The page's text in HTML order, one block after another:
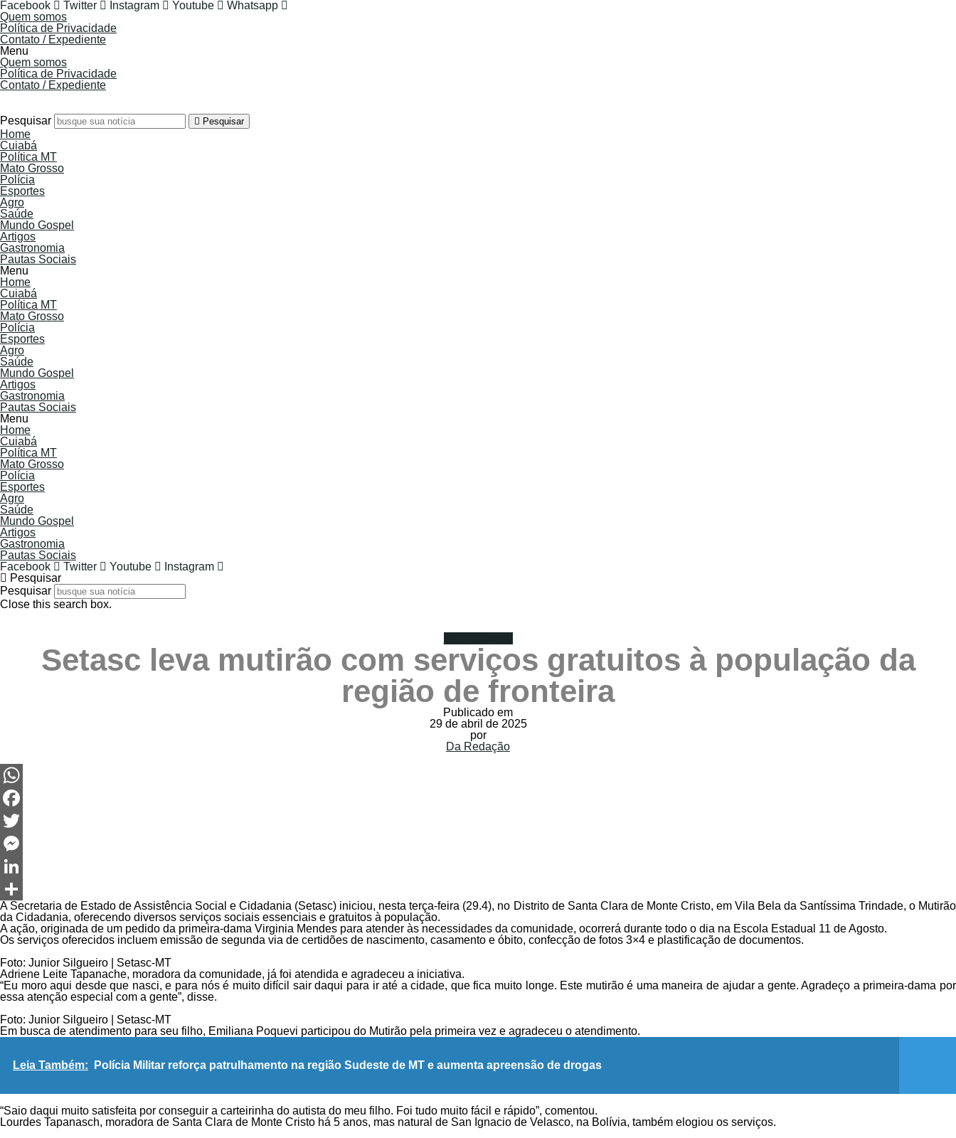
Facebook Twitter Instagram Youtube
Whatsapp
Quem somos
Política de Privacidade
Contato / Expediente
Menu
Quem somos
Política de Privacidade
Contato / Expediente
Pesquisar
Pesquisar
Home
Cuiabá
Política MT
Mato Grosso
Polícia
Esportes
Agro
Saúde
Mundo Gospel
Artigos
Gastronomia
Pautas Sociais
Menu
Home
Cuiabá
Política MT
Mato Grosso
Polícia
Esportes
Agro
Saúde
Mundo Gospel
Artigos
Gastronomia
Pautas Sociais
Menu
Home
Cuiabá
Política MT
Mato Grosso
Polícia
Esportes
Agro
Saúde
Mundo Gospel
Artigos
Gastronomia
Pautas Sociais
Facebook
Twitter Youtube
Instagram
Pesquisar
Pesquisar
Close this search box.
Setasc leva mutirão com serviços gratuitos à população da
região de fronteira
Publicado em
29 de abril de 2025
por
Da Redação
WhatsApp
Facebook
Twitter
Messenger
LinkedIn
Share
A Secretaria de Estado de Assistência Social e Cidadania (Setasc) iniciou, nesta terça-feira (29.4), no Distrito de Santa Clara de Monte Cristo, em Vila Bela da Santíssima Trindade, o Mutirão
da Cidadania, oferecendo diversos serviços sociais essenciais e gratuitos à população.
A ação, originada de um pedido da primeira-dama Virginia Mendes para atender às necessidades da comunidade, ocorrerá durante todo o dia na Escola Estadual 11 de Agosto.
Os serviços oferecidos incluem emissão de segunda via de certidões de nascimento, casamento e óbito, confecção de fotos 3×4 e plastificação de documentos.
Foto: Junior Silgueiro | Setasc-MT
Adriene Leite Tapanache, moradora da comunidade, já foi atendida e agradeceu a iniciativa.
“Eu moro aqui desde que nasci, e para nós é muito difícil sair daqui para ir até a cidade, que fica muito longe. Este mutirão é uma maneira de ajudar a gente. Agradeço a primeira-dama por
essa atenção especial com a gente”, disse.
Foto: Junior Silgueiro | Setasc-MT
Em busca de atendimento para seu filho, Emiliana Poquevi participou do Mutirão pela primeira vez e agradeceu o atendimento.
Leia Também: Polícia Militar reforça patrulhamento na região Sudeste de MT e aumenta apreensão de drogas
“Saio daqui muito satisfeita por conseguir a carteirinha do autista do meu filho. Foi tudo muito fácil e rápido”, comentou.
Lourdes Tapanasch, moradora de Santa Clara de Monte Cristo há 5 anos, mas natural de San Ignacio de Velasco, na Bolívia, também elogiou os serviços.